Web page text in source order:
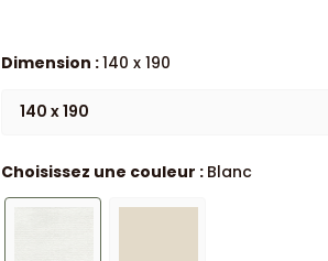
Dimension :140 x 190
140 x 190
Choisissez une couleur : Blanc